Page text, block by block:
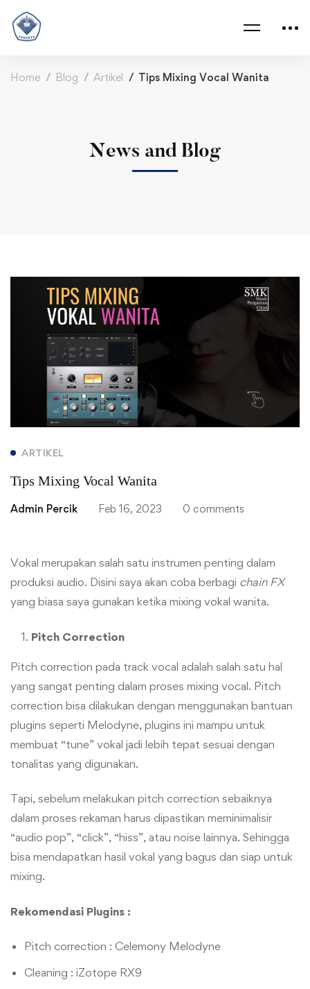
Home Blog Artikel Tips Mixing Vocal Wanita
News and Blog
Tips
Mixing
Vocal
Wanita
ARTIKEL
Tips Mixing Vocal Wanita
Admin Percik Feb 16, 2023 0 comments
Vokal merupakan salah satu instrumen penting dalam
produksi audio. Disini saya akan coba berbagi chain FX
yang biasa saya gunakan ketika mixing vokal wanita.
Pitch Correction
Pitch correction pada track vocal adalah salah satu hal
yang sangat penting dalam proses mixing vocal. Pitch
correction bisa dilakukan dengan menggunakan bantuan
plugins seperti Melodyne, plugins ini mampu untuk
membuat “tune” vokal jadi lebih tepat sesuai dengan
tonalitas yang digunakan.
Tapi, sebelum melakukan pitch correction sebaiknya
dalam proses rekaman harus dipastikan meminimalisir
“audio pop”, “click”, “hiss”, atau noise lainnya. Sehingga
bisa mendapatkan hasil vokal yang bagus dan siap untuk
mixing.
Rekomendasi Plugins :
Pitch correction : Celemony Melodyne
Cleaning : iZotope RX9